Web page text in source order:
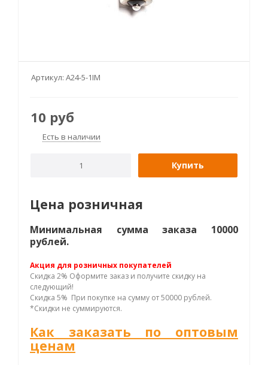
Артикул: А24-5-1IM
10 руб
Есть в наличии
Купить
Цена розничная
Минимальная сумма заказа 10000
рублей.
Акция для розничных покупателей
Скидка 2% Оформите заказ и получите скидку на
следующий!
Скидка 5% При покупке на сумму от 50000 рублей.
*Скидки не суммируются.
Как заказать по оптовым
ценам